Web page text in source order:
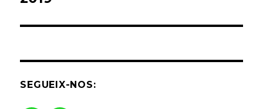
SEGUEIX-NOS: